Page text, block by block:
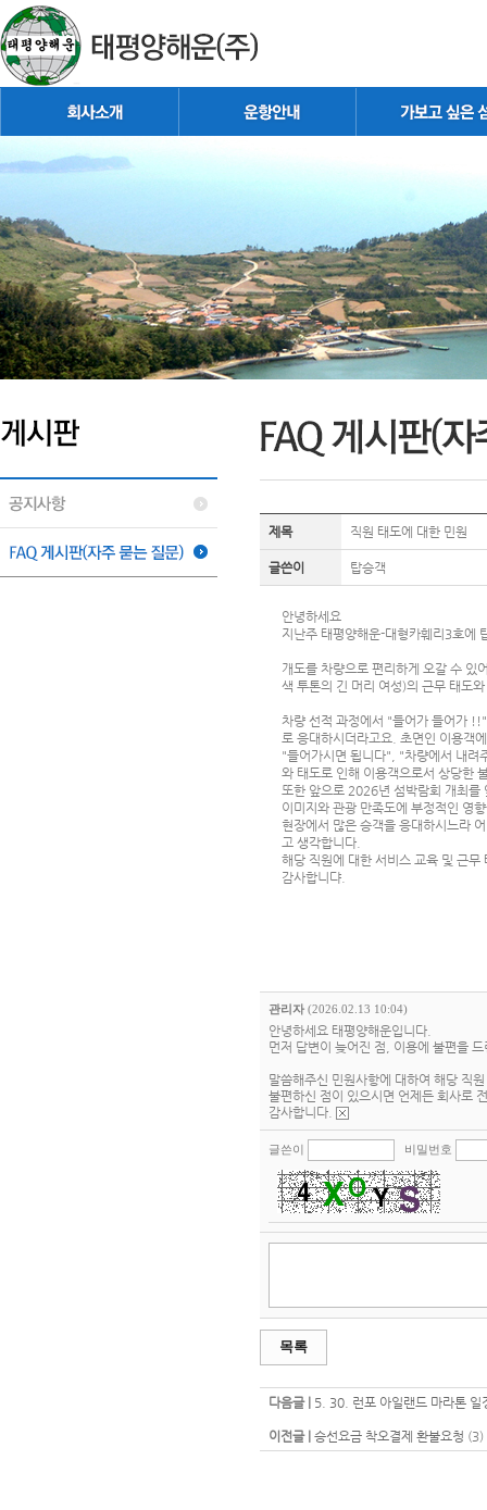
제목 직원 태도에 대한 민원
글쓴이 탑승객
안녕하세요
지난주 태평양해운-대형카훼리3호에
개도를 차량으로 편리하게 오갈 수 있
색 투톤의 긴 머리 여성)의 근무 태도
차량 선적 과정에서 "들어가 들어가
로 응대하시더라고요. 초면인 이용객
"들어가시면 됩니다", "차량에서 내려
와 태도로 인해 이용객으로서 상당한
또한 앞으로 2026년 섬박람회 개최를
이미지와 관광 만족도에 부정적인 영
현장에서 많은 승객을 응대하시느라
고 생각합니다.
해당 직원에 대한 서비스 교육 및 근
감사합니댜.
관리자 (2026.02.13 10:04)
안녕하세요 태평양해운입니다.
먼저 답변이 늦어진 점, 이용에 불편을
말씀해주신 민원사항에 대하여 해당 직
불편하신 점이 있으시면 언제든 회사로
감사합니다.
글쓴이 비밀번호
목록
다음글 | 5. 30. 런포 아일랜드 마라톤 일
이전글 | 승선요금 착오결제 환불요청 (3)